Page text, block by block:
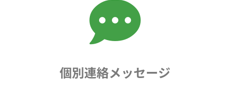
個別連絡メッセージ